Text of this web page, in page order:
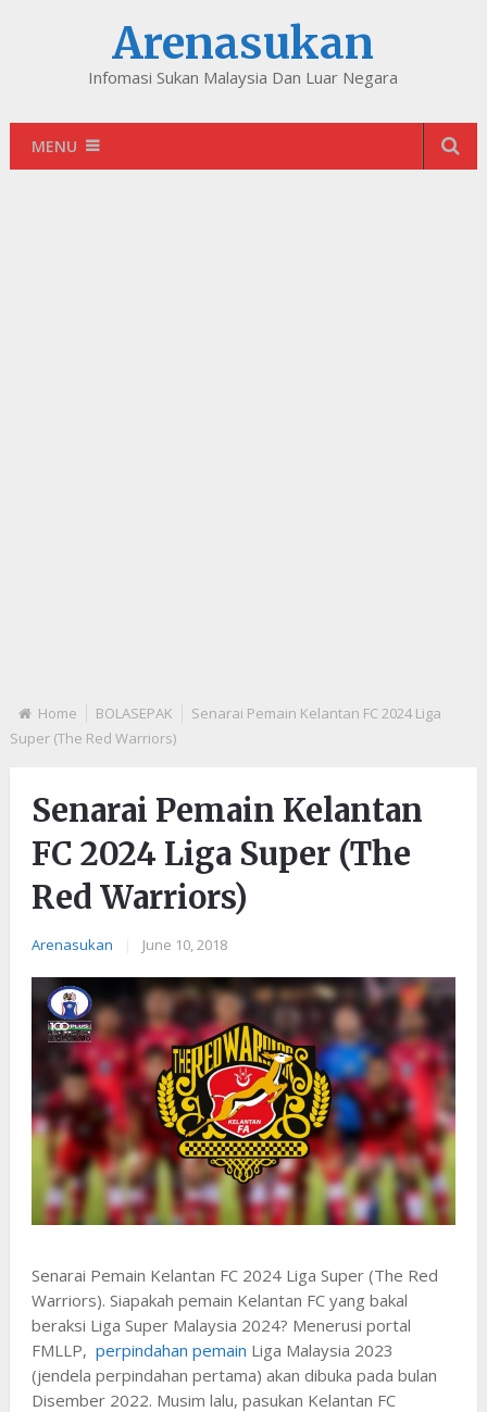
Arenasukan
Infomasi Sukan Malaysia Dan Luar Negara
MENU
Home BOLASEPAK
Senarai Pemain Kelantan FC 2024 Liga
Super (The Red Warriors)
Senarai Pemain Kelantan
FC 2024 Liga Super (The
Red Warriors)
Arenasukan June 10, 2018
Senarai Pemain Kelantan FC 2024 Liga Super (The Red
Warriors). Siapakah pemain Kelantan FC yang bakal
beraksi Liga Super Malaysia 2024? Menerusi portal
FMLLP, perpindahan pemain Liga Malaysia 2023
(jendela perpindahan pertama) akan dibuka pada bulan
Disember 2022. Musim lalu, pasukan Kelantan FC